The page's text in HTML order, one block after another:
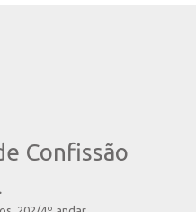
Confissão